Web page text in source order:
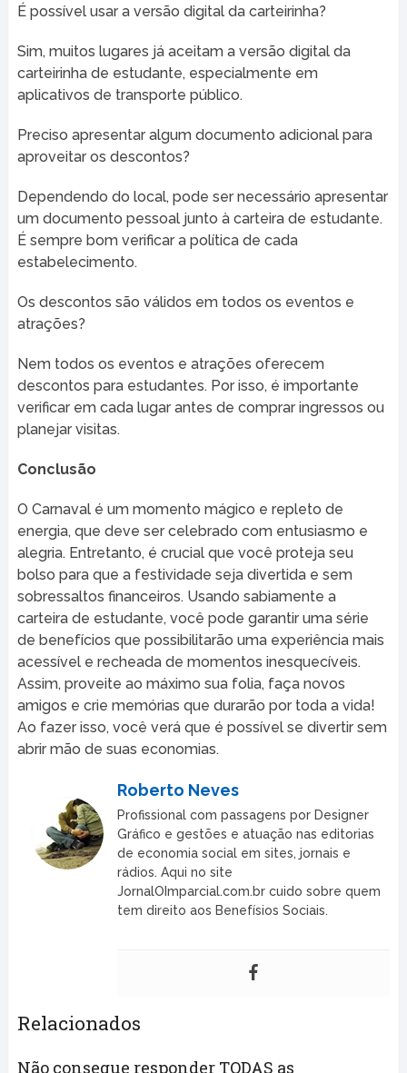
É possível usar a versão digital da carteirinha?
Sim, muitos lugares já aceitam a versão digital da
carteirinha de estudante, especialmente em
aplicativos de transporte público.
Preciso apresentar algum documento adicional para
aproveitar os descontos?
Dependendo do local, pode ser necessário apresentar
um documento pessoal junto à carteira de estudante.
É sempre bom verificar a política de cada
estabelecimento.
Os descontos são válidos em todos os eventos e
atrações?
Nem todos os eventos e atrações oferecem
descontos para estudantes. Por isso, é importante
verificar em cada lugar antes de comprar ingressos ou
planejar visitas.
Conclusão
O Carnaval é um momento mágico e repleto de
energia, que deve ser celebrado com entusiasmo e
alegria. Entretanto, é crucial que você proteja seu
bolso para que a festividade seja divertida e sem
sobressaltos financeiros. Usando sabiamente a
carteira de estudante, você pode garantir uma série
de benefícios que possibilitarão uma experiência mais
acessível e recheada de momentos inesquecíveis.
Assim, proveite ao máximo sua folia, faça novos
amigos e crie memórias que durarão por toda a vida!
Ao fazer isso, você verá que é possível se divertir sem
abrir mão de suas economias.
Roberto Neves
Profissional com passagens por Designer
Gráfico e gestões e atuação nas editorias
de economia social em sites, jornais e
rádios. Aqui no site
JornalOImparcial.com.br cuido sobre quem
tem direito aos Benefísios Sociais.
Relacionados
Não consegue responder TODAS as